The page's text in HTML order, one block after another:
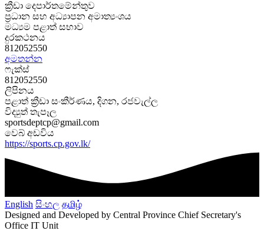
ක්‍රීඩා දෙපාර්තමේන්තුව
ප්‍රධාන සහ අධ්‍යාපන අමාත්‍යංශය
මධ්‍යම පළාත් සභාව
දුරකථනය
812052550
අමතන්න
ෆැක්ස්
812052550
ලිපිනය
පළාත් ක්‍රීඩා සංකීර්ණය, දිගන, රජවැල්ල
විද්‍යුත් තැපෑල
sportsdeptcp@gmail.com
වෙබ් අඩවිය
https://sports.cp.gov.lk/
English සිංහල தமிழ்
Designed and Developed by Central Province Chief Secretary's
Office IT Unit